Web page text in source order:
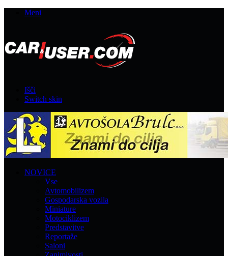
Meni
Išči
Switch skin
NOVICE
Vse
Avtomobilizem
Gospodarska vozila
Miniature
Motociklizem
Predstavitve
Reportaže
Saloni